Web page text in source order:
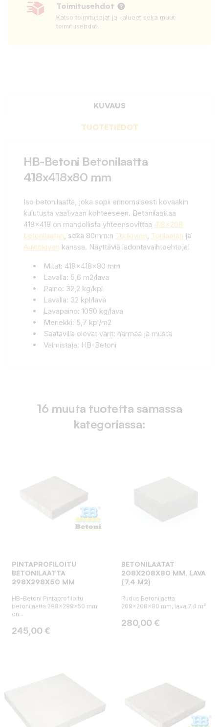
Toimitusehdot
Katso toimitusajat ja -alueet sekä muut
toimitusehdot.
KUVAUS
TUOTETIEDOT
HB-Betoni Betonilaatta
418x418x80 mm
Iso betonilaatta, joka sopii erinomaisesti kovaakin
kulutusta vaativaan kohteeseen. Betonilaattaa
418×418 on mahdollista yhteensovittaa 418×208
betonilaatan, sekä 80mm:n Torikivien, Torilaatan ja
Aukiokiven kanssa. Näyttäviä ladontavaihtoehtoja!
Mitat: 418x418x80 mm
Lavalla: 5,6 m2/lava
Paino: 32,2 kg/kpl
Lavalla: 32 kpl/lava
Lavapaino: 1050 kg/lava
Menekki: 5,7 kpl/m2
Saatavilla olevat värit: harmaa ja musta
Valmistaja: HB-Betoni
16 muuta tuotetta samassa
kategoriassa:
PINTAPROFILOITU
BETONILAATTA
298X298X50 MM
HB-Betoni Pintaprofiloitu
betonilaatta 298x298x50 mm
on...
Hinta
245,00 €
BETONILAATAT
208X208X80 MM, LAVA
(7,4 M2)
Rudus Betonilaatta
208x208x80 mm, lava 7,4 m²
Hinta
280,00 €